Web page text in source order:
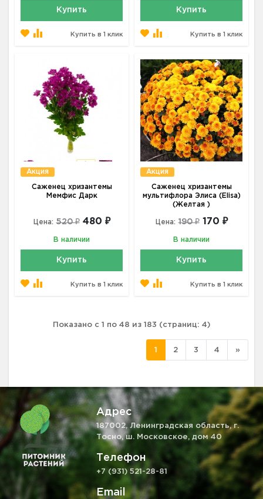
Купить
Купить в 1 клик
Купить
Купить в 1 клик
Акция
Саженец хризантемы
Мемфис Дарк
Цена: 520 ₽ 480 ₽
В наличии
Купить
Купить в 1 клик
Акция
Саженец хризантемы
мультифлора Элиса (Elisa)
(Желтая )
Цена: 190 ₽ 170 ₽
В наличии
Купить
Купить в 1 клик
Показано с 1 по 48 из 183 (страниц: 4)
1 2 3 4 »
Адрес
187002, Ленинградская область, г.
Тосно, ш. Московское, дом 40
Телефон
+7 (931) 521-28-81
Email